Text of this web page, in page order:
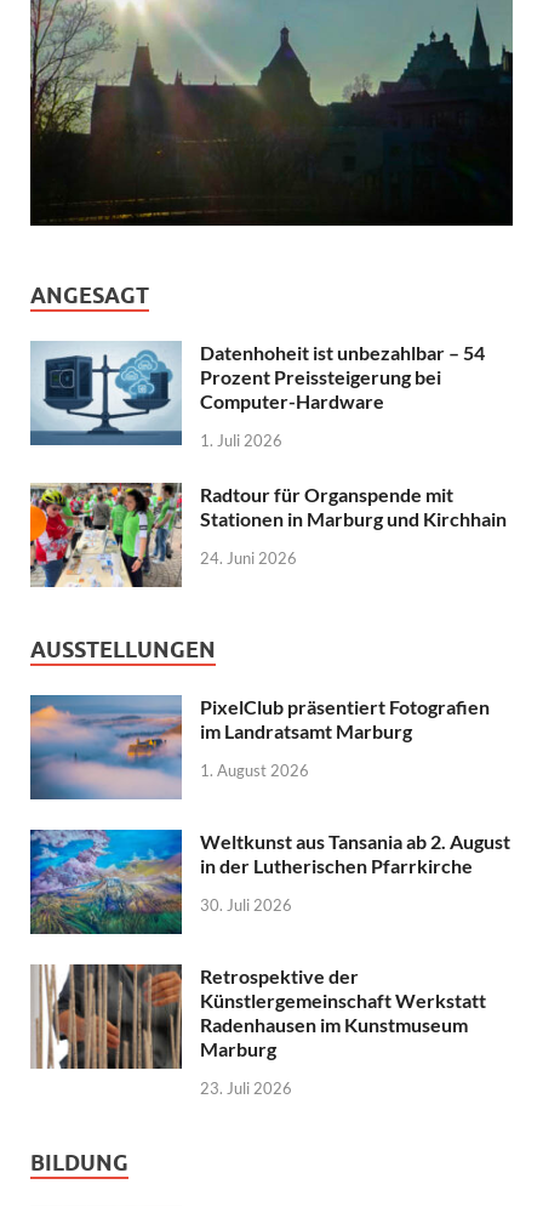
ANGESAGT
Datenhoheit ist unbezahlbar – 54
Prozent Preissteigerung bei
Computer-Hardware
1. Juli 2026
Radtour für Organspende mit
Stationen in Marburg und Kirchhain
24. Juni 2026
AUSSTELLUNGEN
PixelClub präsentiert Fotografien
im Landratsamt Marburg
1. August 2026
Weltkunst aus Tansania ab 2. August
in der Lutherischen Pfarrkirche
30. Juli 2026
Retrospektive der
Künstlergemeinschaft Werkstatt
Radenhausen im Kunstmuseum
Marburg
23. Juli 2026
BILDUNG